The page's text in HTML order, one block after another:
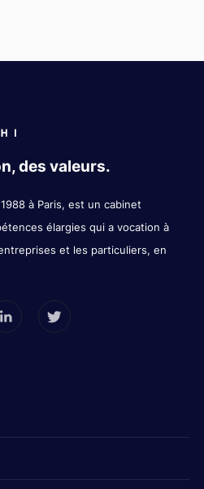
des valeurs.
à Paris, est un cabinet
élargies qui a vocation à
et les particuliers, en